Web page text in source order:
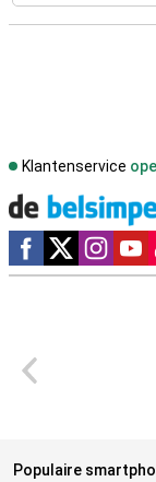
Klantenservice
Social media
Populaire